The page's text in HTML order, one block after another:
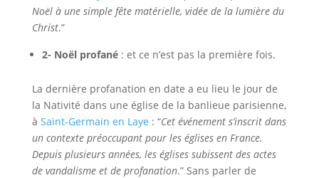
Noël à une simple fête matérielle, vidée de la lumière du
Christ.”
2- Noël profané: et ce n’est pas la première fois.
La dernière profanation en date a eu lieu le jour de
la Nativité dans une église de la banlieue parisienne,
à Saint-Germain en Laye : “Cet événement s’inscrit dans
un contexte préoccupant pour les églises en France.
Depuis plusieurs années, les églises subissent des actes
de vandalisme et de profanation.” Sans parler de